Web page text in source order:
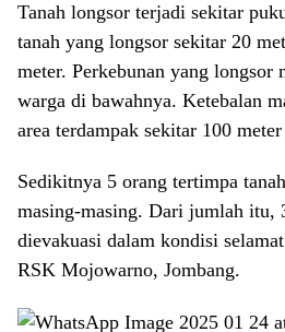
Tanah longsor terjadi sekitar
tanah yang longsor sekitar 20
meter. Perkebunan yang longsor
warga di bawahnya. Ketebalan
area terdampak sekitar 100
Sedikitnya 5 orang tertimpa
masing-masing. Dari jumlah itu,
dievakuasi dalam kondisi
RSK Mojowarno, Jombang.